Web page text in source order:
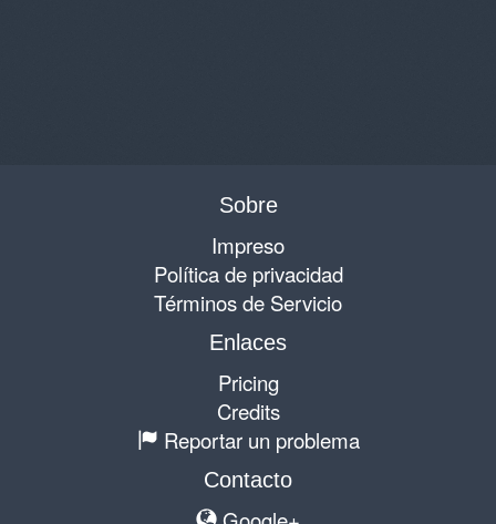
Sobre
Impreso
Política de privacidad
Términos de Servicio
Enlaces
Pricing
Credits
Reportar un problema
Contacto